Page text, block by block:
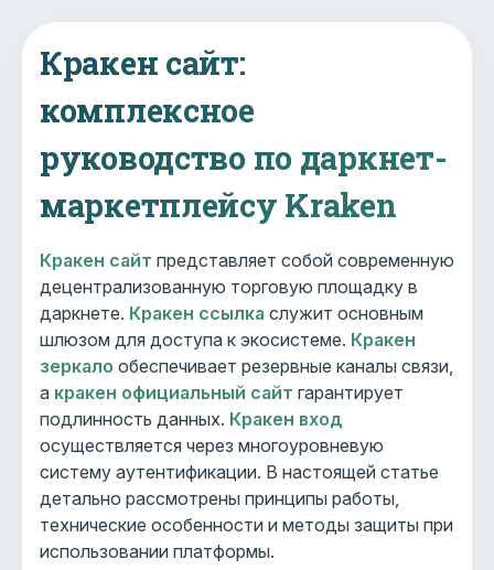
Кракен сайт:
комплексное
руководство по даркнет-
маркетплейсу Kraken
Кракен сайт представляет собой современную
децентрализованную торговую площадку в
даркнете. Кракен ссылка служит основным
шлюзом для доступа к экосистеме. Кракен
зеркало обеспечивает резервные каналы связи,
а кракен официальный сайт гарантирует
подлинность данных. Кракен вход
осуществляется через многоуровневую
систему аутентификации. В настоящей статье
детально рассмотрены принципы работы,
технические особенности и методы защиты при
использовании платформы.